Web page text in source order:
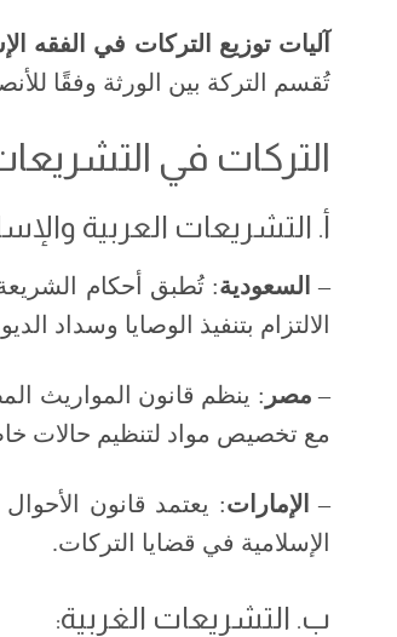
آليات توزيع التركات في الفقه
تُقسم التركة بين الورثة وفقًا
التركات في
أ. التشريعات العربية
– السعودية: تُطبق أحكام
الالتزام بتنفيذ الوصايا وسداد
– مصر
مع تخصيص مواد لتنظيم حالات
– الإمارات
الإسلامية في قضايا التركات.
ب. التشريعات الغربية: